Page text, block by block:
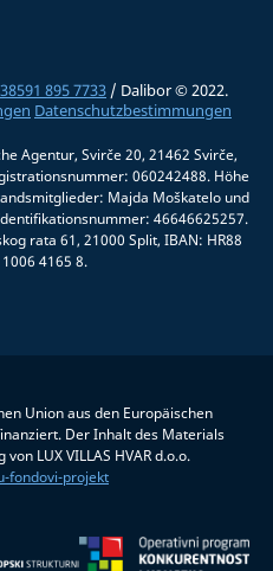
895 7733 / Dalibor © 2022.
Datenschutzbestimmungen
Agentur, Svirče 20, 21462 Svirče,
060242488. Höhe
Majda Moškatelo und
46646625257.
rata 61, 21000 Split, IBAN: HR88
4165 8.
Union aus den Europäischen
Der Inhalt des Materials
LUX VILLAS HVAR d.o.o.
fondovi-projekt